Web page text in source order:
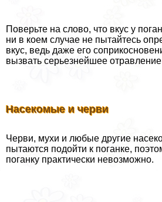
Поверьте на слово, что вкус у
ни в коем случае не пытайтесь
вкус, ведь даже его
вызвать серьезнейшее
Насекомые и черви
Черви, мухи и любые другие
пытаются подойти к поганке,
поганку пpaктически невозможно.